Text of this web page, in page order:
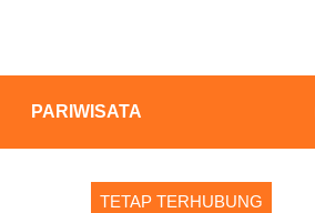
PARIWISATA
TETAP TERHUBUNG